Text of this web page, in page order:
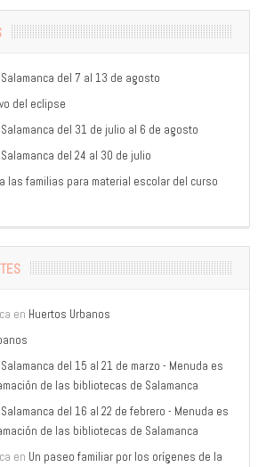
del 7 al 13 de agosto
del eclipse
del 31 de julio al 6 de agosto
del 24 al 30 de julio
las familias para material escolar del curso
en Huertos Urbanos
del 15 al 21 de marzo - Menuda es
de las bibliotecas de Salamanca
del 16 al 22 de febrero - Menuda es
de las bibliotecas de Salamanca
en Un paseo familiar por los orígenes de la